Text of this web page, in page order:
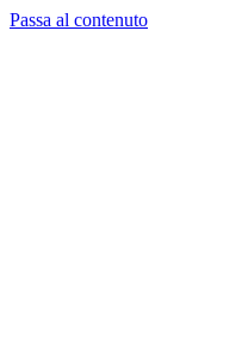
Passa al contenuto